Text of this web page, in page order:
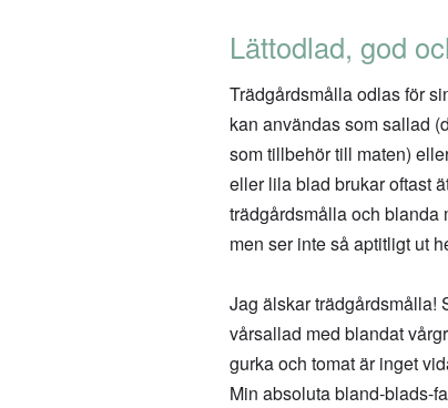
Lättodlad, god
Trädgårdsmålla odlas för
kan användas som sallad
som tillbehör till maten)
eller lila blad brukar oftast
trädgårdsmålla och blanda
men ser inte så aptitligt ut
Jag älskar trädgårdsmålla!
vårsallad med blandat
gurka och tomat är inget
Min absoluta bland-blads-